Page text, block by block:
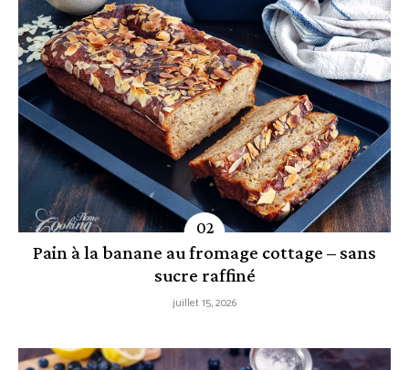
Pain à la banane au fromage cottage – sans
sucre raffiné
juillet 15, 2026